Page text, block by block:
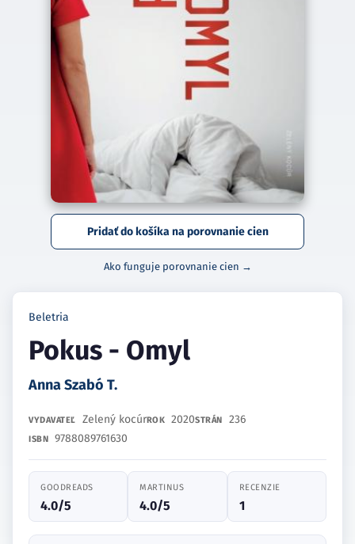
Pridať do košíka na porovnanie cien
Ako funguje porovnanie cien →
Beletria
Pokus - Omyl
Anna Szabó T.
VYDAVATEĽ Zelený kocúrROK 2020STRÁN 236
ISBN 9788089761630
GOODREADS
4.0/5
MARTINUS
4.0/5
RECENZIE
1